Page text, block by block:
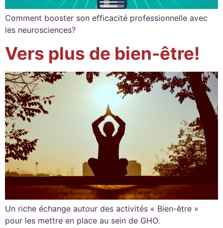
Comment booster son efficacité professionnelle avec
les neurosciences?
Vers plus de bien-être!
Un riche échange autour des activités « Bien-être »
pour les mettre en place au sein de GHO.